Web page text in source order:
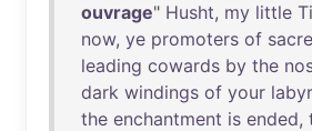
ouvrage" Husht, my little
now, ye promoters of
leading cowards by the
dark windings of your
the enchantment is ended,